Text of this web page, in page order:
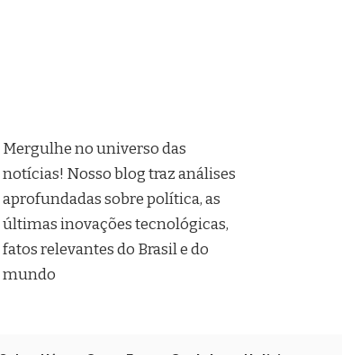
Mergulhe no universo das
notícias! Nosso blog traz análises
aprofundadas sobre política, as
últimas inovações tecnológicas,
fatos relevantes do Brasil e do
mundo